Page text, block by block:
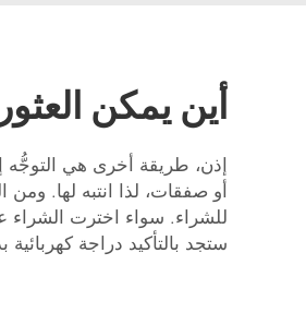
أين يمكن
إذن، طريقة أخرى هي التوجُّه
أو صفقات، لذا انتبه لها.
للشراء. سواء اخترت الشراء
ستجد بالتأكيد دراجة كهربائية